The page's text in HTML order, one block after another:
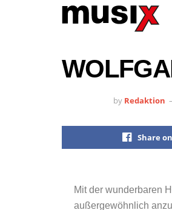
by Redaktion
Share
Mit der wunderbaren
außergewöhnlich